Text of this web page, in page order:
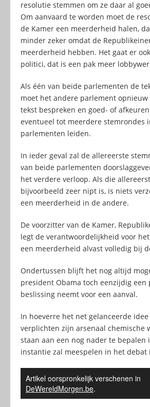
resolutie stemmen om ze daar al
Om aanvaard te worden moet de
de Kamer een meerderheid halen,
minder zeker omdat de
meerderheid hebben. Het gaat er
politici, dat is een pak meer
Als één van beide parlementen de
moet het andere parlement opnieuw
tekst bespreken en goed- of
eventueel tot meerdere stemrondes
parlementen leiden.
In ieder geval zal de allereerste
van beide parlementen
het verdere verloop. Als die
bijvoorbeeld zeer nipt is, is niets
een meerderheid in de andere.
De voorzitter van de Kamer,
legt de verantwoordelijkheid voor
een meerderheid alvast volledig bij
Ondertussen blijft het nog altijd
president Obama toch eenzijdig een
beslissing neemt voor een aanval.
In hoeverre het net gelanceerde idee
verplichten zijn arsenaal chemische
staan aan een nog nader te bepalen
instantie zal meespelen in het debat
Artikel oorspronkelijk verschenen in
DeWereldMorgen.be.